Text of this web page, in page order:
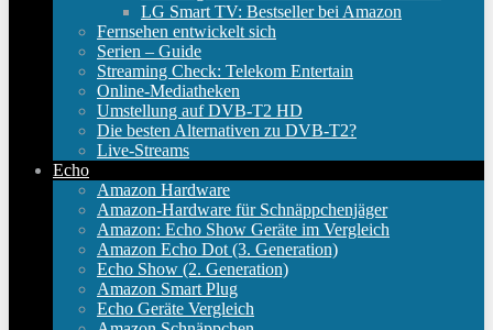
LG Smart TV: Bestseller bei Amazon
Fernsehen entwickelt sich
Serien – Guide
Streaming Check: Telekom Entertain
Online-Mediatheken
Umstellung auf DVB-T2 HD
Die besten Alternativen zu DVB-T2?
Live-Streams
Echo
Amazon Hardware
Amazon-Hardware für Schnäppchenjäger
Amazon: Echo Show Geräte im Vergleich
Amazon Echo Dot (3. Generation)
Echo Show (2. Generation)
Amazon Smart Plug
Echo Geräte Vergleich